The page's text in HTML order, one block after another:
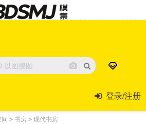
登录/注册
> 书房 > 现代书房